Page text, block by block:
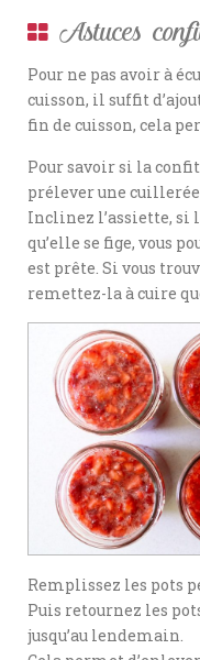
Astuces
Pour ne pas avoir à
cuisson, il suffit
fin de cuisson, cela
Pour savoir si la
prélever une cuillerée
Inclinez l’assiette, si
qu’elle se fige, vous
est prête. Si vous
remettez-la à cuire
Remplissez les pots
Puis retournez les
jusqu’au lendemain.